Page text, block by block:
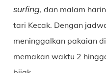
surfing, dan malam
tari Kecak. Dengan
meninggalkan pakaian
memakan waktu 2